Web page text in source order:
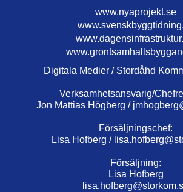
www.nyaprojekt.se
Digitala Medier / Stordåhd
Verksamhetsansvarig/
Jon Mattias Högberg /
Försäljningschef:
Lisa Hofberg /
Försäljning:
Lisa Hofberg